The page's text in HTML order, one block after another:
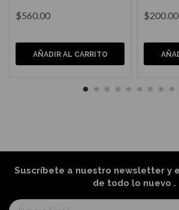
$560.00
AÑADIR AL CARRITO
$200.00
Suscríbete a nuestro newsletter y
de todo lo nuevo .
Suscríbase